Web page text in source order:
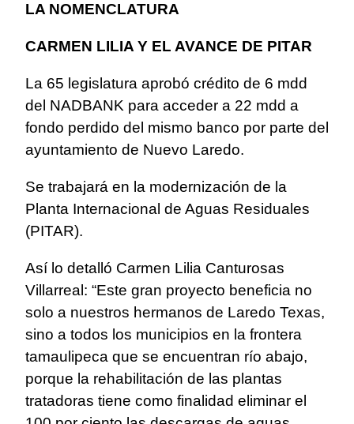
LA NOMENCLATURA
CARMEN LILIA Y EL AVANCE DE PITAR
La 65 legislatura aprobó crédito de 6 mdd
del NADBANK para acceder a 22 mdd a
fondo perdido del mismo banco por parte del
ayuntamiento de Nuevo Laredo.
Se trabajará en la modernización de la
Planta Internacional de Aguas Residuales
(PITAR).
Así lo detalló Carmen Lilia Canturosas
Villarreal: “Este gran proyecto beneficia no
solo a nuestros hermanos de Laredo Texas,
sino a todos los municipios en la frontera
tamaulipeca que se encuentran río abajo,
porque la rehabilitación de las plantas
tratadoras tiene como finalidad eliminar el